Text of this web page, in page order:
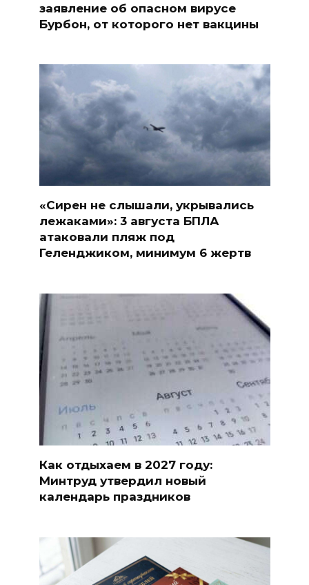
заявление об опасном вирусе
Бурбон, от которого нет вакцины
«Сирен не слышали, укрывались
лежаками»: 3 августа БПЛА
атаковали пляж под
Геленджиком, минимум 6 жертв
Как отдыхаем в 2027 году:
Минтруд утвердил новый
календарь праздников